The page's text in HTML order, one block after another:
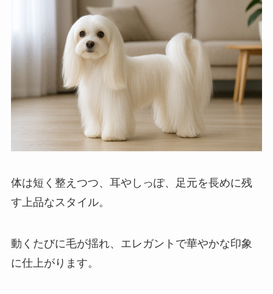
体は短く整えつつ、耳やしっぽ、足元を長めに残
す上品なスタイル。
動くたびに毛が揺れ、エレガントで華やかな印象
に仕上がります。